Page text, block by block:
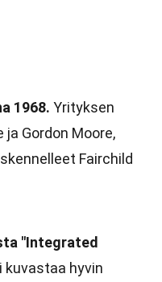
1968. Yrityksen
Gordon Moore,
Fairchild
"Integrated
kuvastaa hyvin